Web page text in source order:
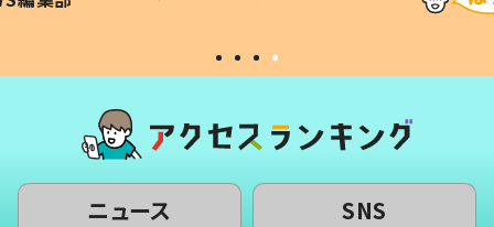
#令和の子 い」
ニュース SNS